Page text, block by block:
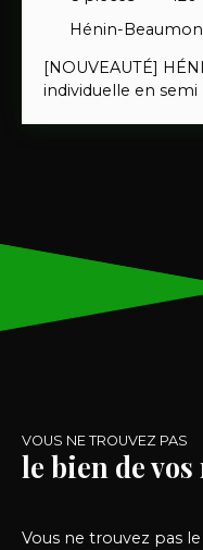
Hénin-
[NOUVEAUTÉ]
individuelle en
d’une chambre
chambres et une
l’espace nuit.
terrasse exposée
VOUS NE TROUVEZ PAS
le bien de vos
Vous ne trouvez pas